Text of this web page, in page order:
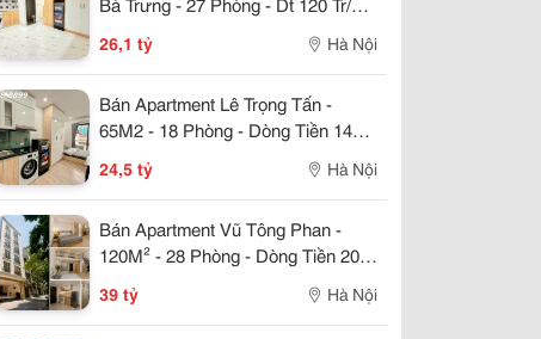
- 85M2 - 7 Tầng - Mt 5.2M - 26,1 Tỷ
26,1 tỷ Hà Nội
Bán Apartment Lê Trọng Tấn -
65M2 - 18 Phòng - Dòng Tiền 140
Tr/Th - Thang Máy - Ô Tô Vào Nhà
- 24.5 Tỷ
24,5 tỷ Hà Nội
Bán Apartment Vũ Tông Phan -
120M² - 28 Phòng - Dòng Tiền 200
Tr/Th - Ô Tô 7 Chỗ Vào Nhà - 39 Tỷ
39 tỷ Hà Nội